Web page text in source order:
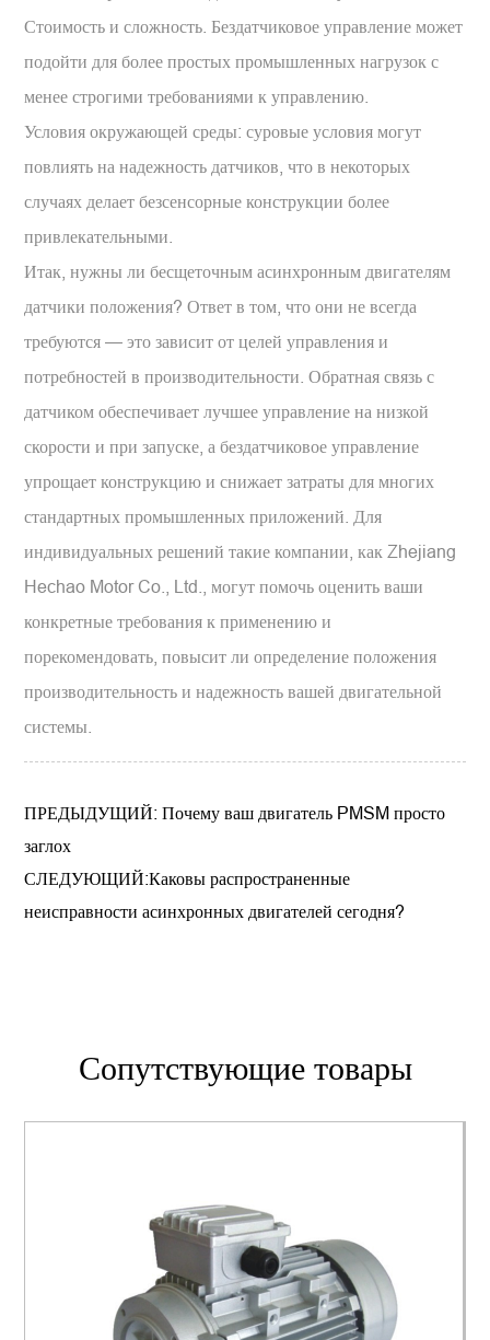
Стоимость и сложность. Бездатчиковое управление может
подойти для более простых промышленных нагрузок с
менее строгими требованиями к управлению.
Условия окружающей среды: суровые условия могут
повлиять на надежность датчиков, что в некоторых
случаях делает безсенсорные конструкции более
привлекательными.
Итак, нужны ли бесщеточным асинхронным двигателям
датчики положения? Ответ в том, что они не всегда
требуются — это зависит от целей управления и
потребностей в производительности. Обратная связь с
датчиком обеспечивает лучшее управление на низкой
скорости и при запуске, а бездатчиковое управление
упрощает конструкцию и снижает затраты для многих
стандартных промышленных приложений. Для
индивидуальных решений такие компании, как Zhejiang
Hechao Motor Co., Ltd., могут помочь оценить ваши
конкретные требования к применению и
порекомендовать, повысит ли определение положения
производительность и надежность вашей двигательной
системы.
ПРЕДЫДУЩИЙ: Почему ваш двигатель PMSM просто
заглох
СЛЕДУЮЩИЙ:Каковы распространенные
неисправности асинхронных двигателей сегодня?
Сопутствующие товары